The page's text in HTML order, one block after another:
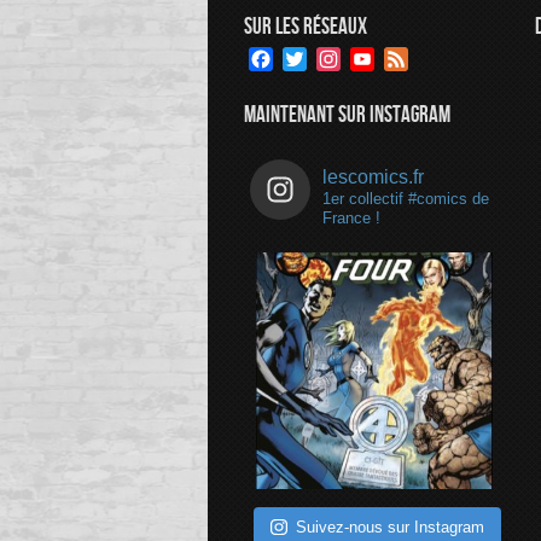
SUR LES RÉSEAUX
Facebook
TwitterInstagramYouTube
MAINTENANT SUR INSTAGRAM
lescomics.fr
1er collectif #comics de
France !
Suivez-nous sur Instagram